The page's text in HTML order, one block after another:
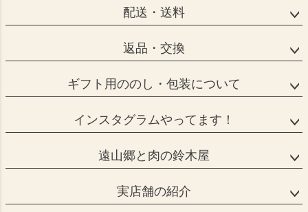
配送・送料
返品・交換
ギフト用ののし・包装について
インスタグラムやってます！
遠山郷と肉の鈴木屋
実店舗の紹介